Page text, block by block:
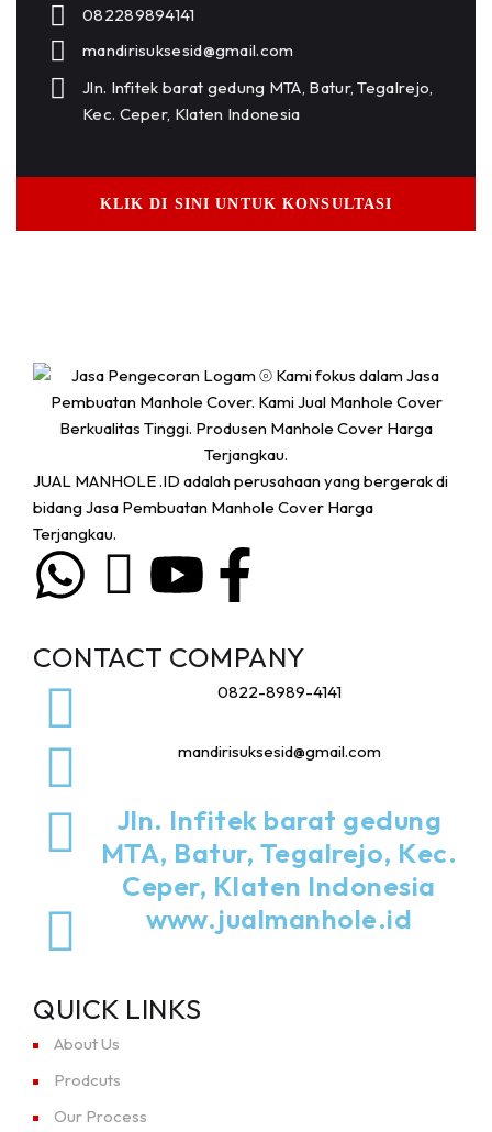
082289894141
mandirisuksesid@gmail.com
Jln. Infitek barat gedung MTA, Batur, Tegalrejo,
Kec. Ceper, Klaten Indonesia
KLIK DI SINI UNTUK KONSULTASI
JUAL MANHOLE .ID adalah perusahaan yang bergerak di
bidang Jasa Pembuatan Manhole Cover Harga
Terjangkau.
CONTACT COMPANY
0822-8989-4141
mandirisuksesid@gmail.com
Jln. Infitek barat gedung
MTA, Batur, Tegalrejo, Kec.
Ceper, Klaten Indonesia
www.jualmanhole.id
QUICK LINKS
About Us
Prodcuts
Our Process